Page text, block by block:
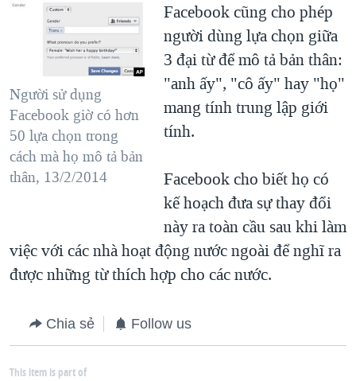
Người sử dụng
Facebook giờ có hơn
50 lựa chọn trong
cách mà họ mô tả bản
thân, 13/2/2014
Facebook cũng cho phép
người dùng lựa chọn giữa
3 đại từ để mô tả bản thân:
"anh ấy", "cô ấy" hay "họ"
mang tính trung lập giới
tính.
Facebook cho biết họ có
kế hoạch đưa sự thay đổi
này ra toàn cầu sau khi làm
việc với các nhà hoạt động nước ngoài để nghĩ ra
được những từ thích hợp cho các nước.
Chia sẻ Follow us
This item is part of